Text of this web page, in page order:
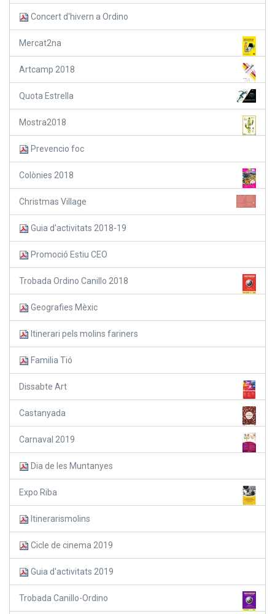
Concert d'hivern a Ordino
Mercat2na
Artcamp 2018
Quota Estrella
Mostra2018
Prevencio foc
Colònies 2018
Christmas Village
Guia d'activitats 2018-19
Promoció Estiu CEO
Trobada Ordino Canillo 2018
Geografies Mèxic
Itinerari pels molins fariners
Familia Tió
Dissabte Art
Castanyada
Carnaval 2019
Dia de les Muntanyes
Expo Riba
Itinerarismolins
Cicle de cinema 2019
Guia d'activitats 2019
Trobada Canillo-Ordino